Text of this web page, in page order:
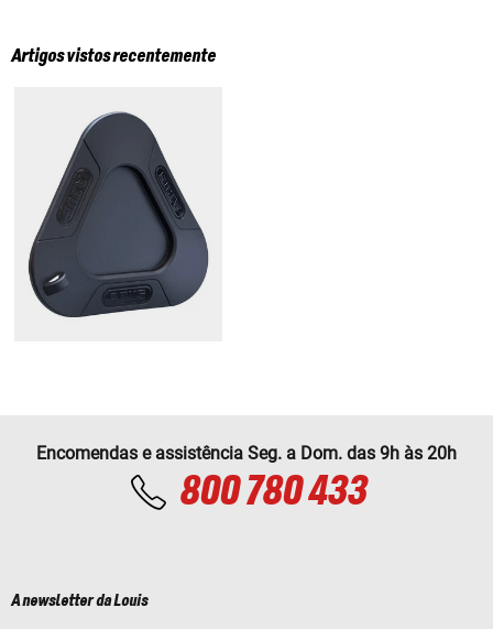
Artigos vistos recentemente
Encomendas e assistência Seg. a Dom. das 9h às 20h
800 780 433
A newsletter da Louis